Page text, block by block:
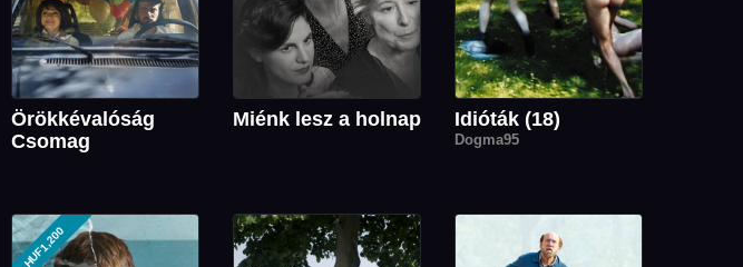
Örökkévalóság
Csomag
Miénk lesz a holnap Idióták (18)
Dogma95
HUF1,200